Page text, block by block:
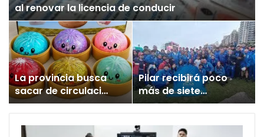
al renovar la licencia de conducir
La provincia busca
sacar de circulación
un juguete
«altamente tóxico»
Pilar recibirá poco
más de siete
millones para los
Juegos
Bonaerenses